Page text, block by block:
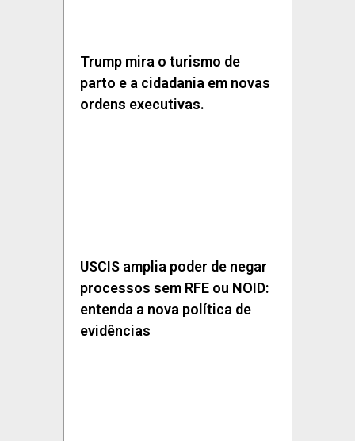
Trump mira o turismo de
parto e a cidadania em novas
ordens executivas.
USCIS amplia poder de negar
processos sem RFE ou NOID:
entenda a nova política de
evidências